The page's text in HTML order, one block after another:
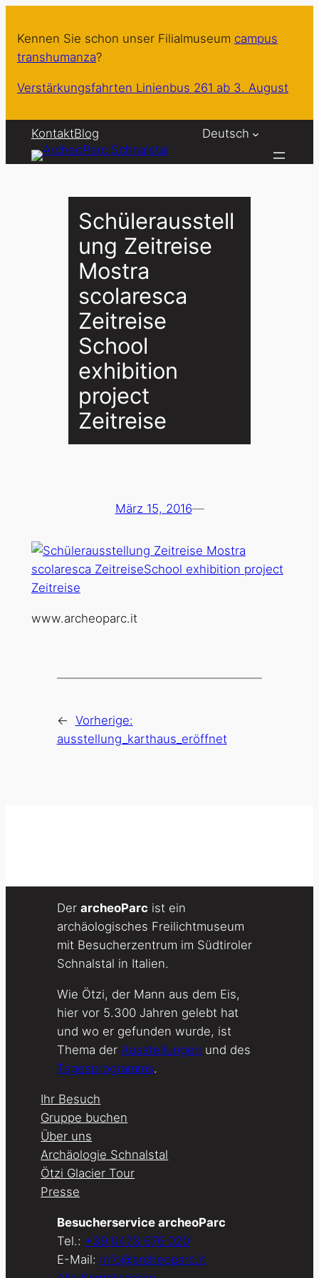
Inhalt
springen
Kennen Sie schon unser Filialmuseum campus
transhumanza?
Verstärkungsfahrten Linienbus 261 ab 3. August
KontaktBlog Deutsch
Schülerausstell
ung Zeitreise
Mostra
scolaresca
Zeitreise
School
exhibition
project
Zeitreise
März 15, 2016—
www.archeoparc.it
← Vorherige:
ausstellung_karthaus_eröffnet
Der archeoParc ist ein
archäologisches Freilichtmuseum
mit Besucherzentrum im Südtiroler
Schnalstal in Italien.
Wie Ötzi, der Mann aus dem Eis,
hier vor 5.300 Jahren gelebt hat
und wo er gefunden wurde, ist
Thema der Ausstellungen und des
Tagesprogramms.
Ihr Besuch
Gruppe buchen
Über uns
Archäologie Schnalstal
Ötzi Glacier Tour
Presse
Besucherservice archeoParc
Tel.: +39 0473 676 020
E-Mail: info@archeoparc.it